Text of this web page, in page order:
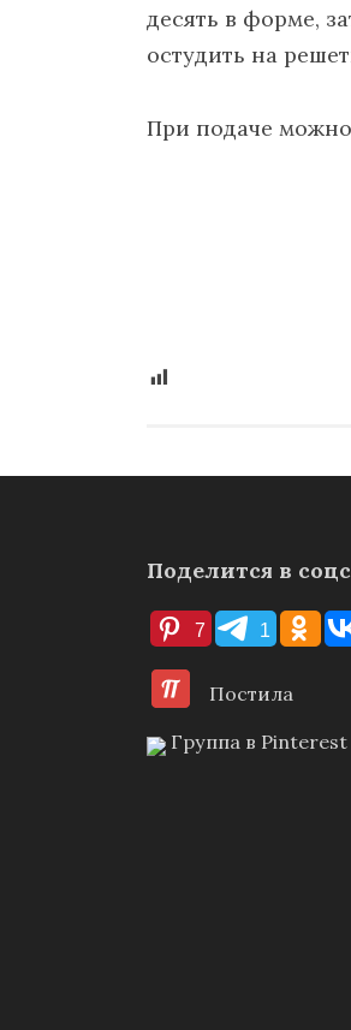
десять в форме,
остудить на
При подаче
Поделится в
7 1
Постила
Группа в Pinterest